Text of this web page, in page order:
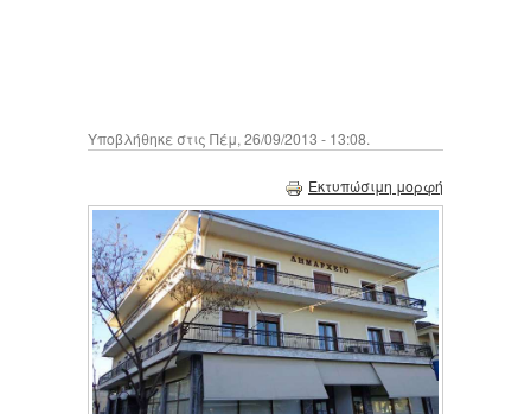
Υποβλήθηκε στις Πέμ, 26/09/2013 - 13:08.
Εκτυπώσιμη μορφή